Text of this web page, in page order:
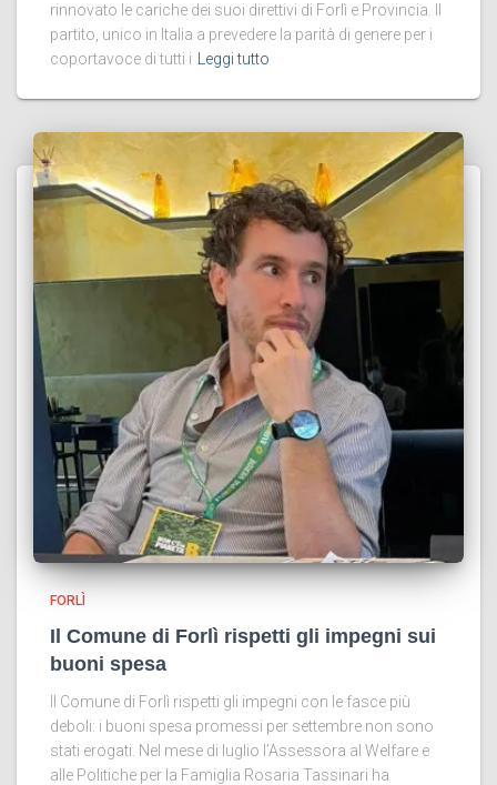
rinnovato le cariche dei suoi direttivi di Forlì e Provincia. Il
partito, unico in Italia a prevedere la parità di genere per i
coportavoce di tutti i
Leggi tutto
FORLÌ
Il Comune di Forlì rispetti gli impegni sui
buoni spesa
Il Comune di Forlì rispetti gli impegni con le fasce più
deboli: i buoni spesa promessi per settembre non sono
stati erogati. Nel mese di luglio l’Assessora al Welfare e
alle Politiche per la Famiglia Rosaria Tassinari ha